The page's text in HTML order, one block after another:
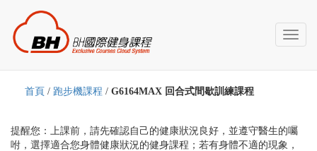
Toggle
首頁 / 跑步機課程 / G6164MAX 回合式間歇訓練課程
提醒您：上課前，請先確認自己的健康狀況良好，並遵守醫生的囑
咐，選擇適合您身體健康狀況的健身課程；若有身體不適的現象，